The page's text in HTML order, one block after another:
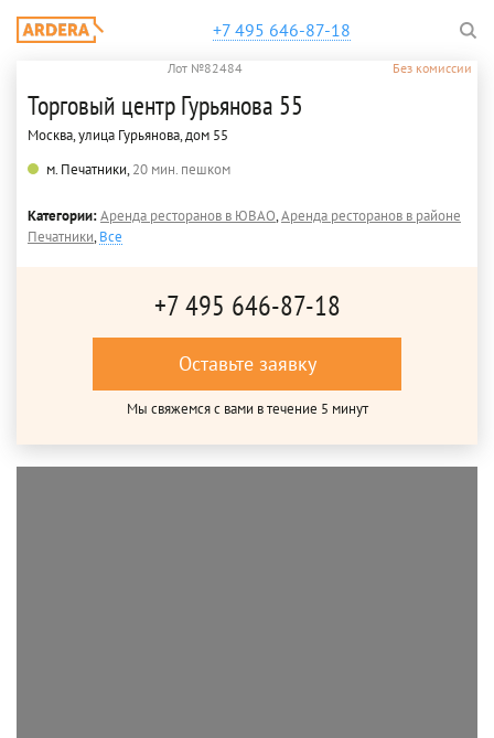
+7 495 646-87-18
Лот №82484 Без комиссии
Торговый центр Гурьянова 55
Москва, улица Гурьянова, дом 55
м. Печатники,20 мин. пешком
Категории:Аренда ресторанов в ЮВАО,Аренда ресторанов в районе
Печатники,Все
+7 495 646-87-18
Оставьте заявку
Мы свяжемся с вами в течение 5 минут